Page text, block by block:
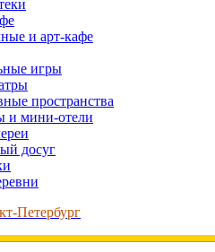
и арт-кафе
игры
пространства
и мини-отели
досуг
Петербург